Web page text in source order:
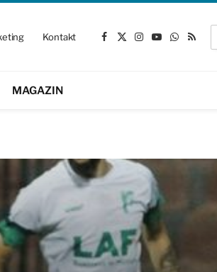
Kontakt
Facebook
X
Instagram
YouTube
WhatsApp
RSS
MAGAZIN